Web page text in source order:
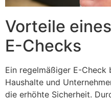
Vorteile
E-Checks
Ein regelmäßiger E-
Haushalte und
die erhöhte Sicherheit.